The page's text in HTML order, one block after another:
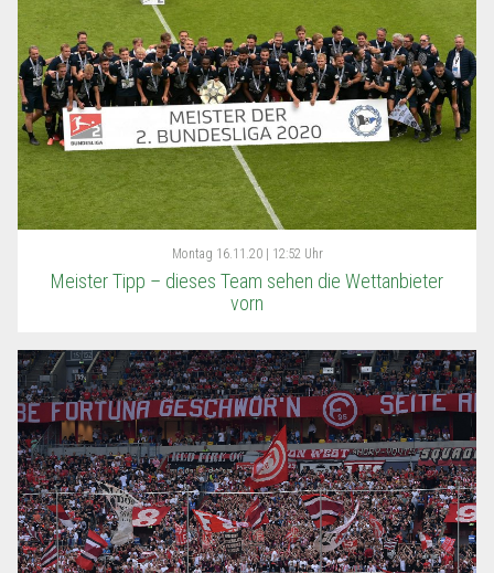
Montag 16.11.20 | 12:52 Uhr
Meister Tipp – dieses Team sehen die Wettanbieter
vorn